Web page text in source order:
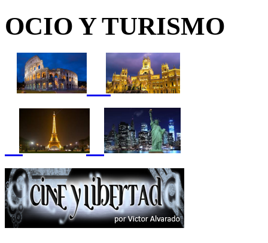
OCIO Y TURISMO